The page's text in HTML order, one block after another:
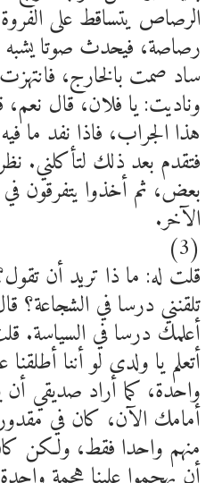
الرصاص يتساقط على
رصاصة، فيحدث صوتا يشبه
ساد صمت بالخارج،
وناديت: يا فلان، قال
هذا الجراب، فاذا نفد ما
فتقدم بعد ذلك لتأكلني.
بعض، ثم أخذوا يتفرقون
الآخر.
(3)
قلت له: ما ذا تريد أن
تلقنني درسا في الشجاعة؟
أعلمك درسا في السياسة.
أتعلم يا ولدى لو أننا
واحدة، كما أراد صديقي
أمامك الآن، كان في
منهم واحدا فقط، ولكن